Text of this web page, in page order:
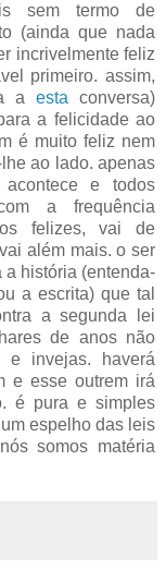
sem termo de
(ainda que nada
incrivelmente feliz
primeiro. assim,
a esta conversa)
a felicidade ao
é muito feliz nem
ao lado. apenas
e todos
a frequência
felizes, vai de
além mais. o ser
a história (entenda-
a escrita) que tal
a segunda lei
de anos não
e invejas. haverá
e esse outrem irá
é pura e simples
espelho das leis
somos matéria